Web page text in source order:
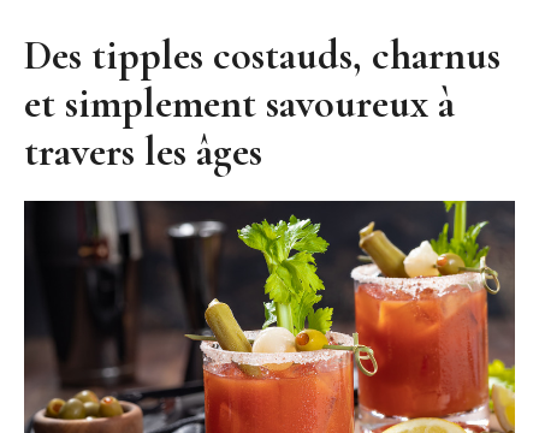
Des tipples costauds, charnus
et simplement savoureux à
travers les âges